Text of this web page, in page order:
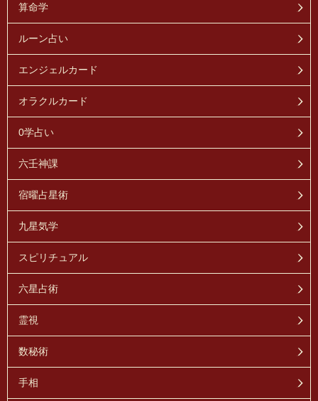
算命学
ルーン占い
エンジェルカード
オラクルカード
0学占い
六壬神課
宿曜占星術
九星気学
スピリチュアル
六星占術
霊視
数秘術
手相